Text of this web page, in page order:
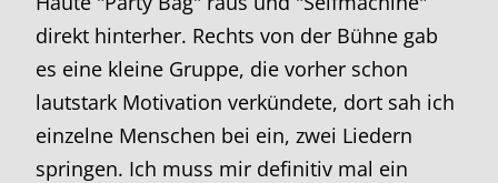
direkt hinterher. Rechts von der Bühne gab
es eine kleine Gruppe, die vorher schon
lautstark Motivation verkündete, dort sah ich
einzelne Menschen bei ein, zwei Liedern
springen. Ich muss mir definitiv mal ein